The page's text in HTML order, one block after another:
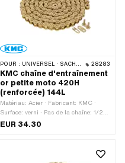
POUR : UNIVERSEL · SACHS · KREIDLER 28283
KMC chaîne d'entraînement
or petite moto 420H
(renforcée) 144L
Matériau: Acier · Fabricant: KMC ·
Surface: verni · Pas de la chaîne: 1/2"
x 1/4" · Type de chaîne: 420H ·
cadenas à chaîne: Fermeture à ressort
EUR 34.30